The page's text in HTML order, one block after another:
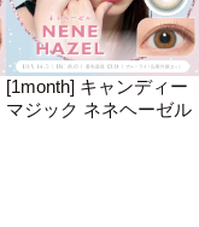
[1month] キャンディー
マジック ネネヘーゼル